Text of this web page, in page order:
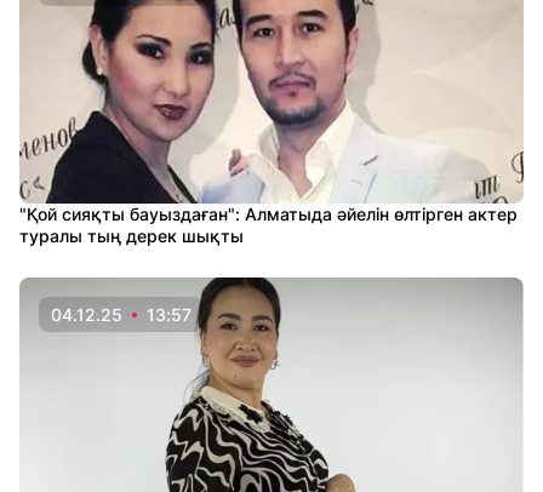
"Қой сияқты бауыздаған": Алматыда әйелін өлтірген актер
туралы тың дерек шықты
04.12.25 13:57